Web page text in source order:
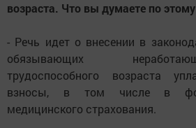
возраста. Что вы думаете по
- Речь идет о внесении в
обязывающих
трудоспособного возраста
взносы, в том числе в
медицинского страхования.